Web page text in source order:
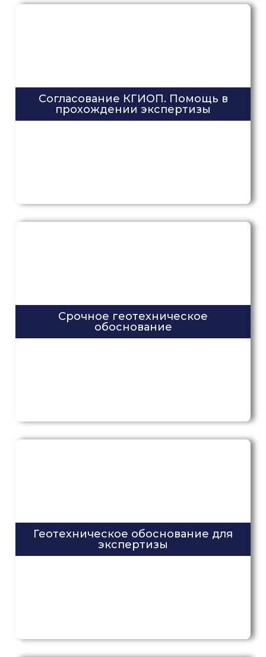
Согласование КГИОП. Помощь в
прохождении экспертизы
Срочное геотехническое
обоснование
Геотехническое обоснование для
экспертизы